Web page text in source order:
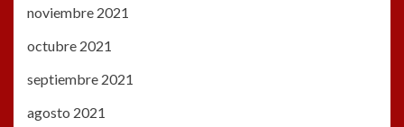
noviembre 2021
octubre 2021
septiembre 2021
agosto 2021